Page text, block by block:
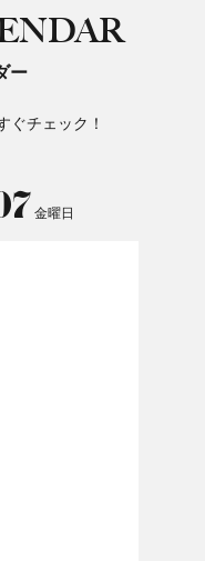
ー
ぐチェック！
金曜日